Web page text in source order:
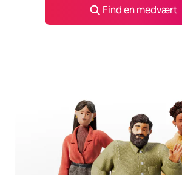
Find en medvært